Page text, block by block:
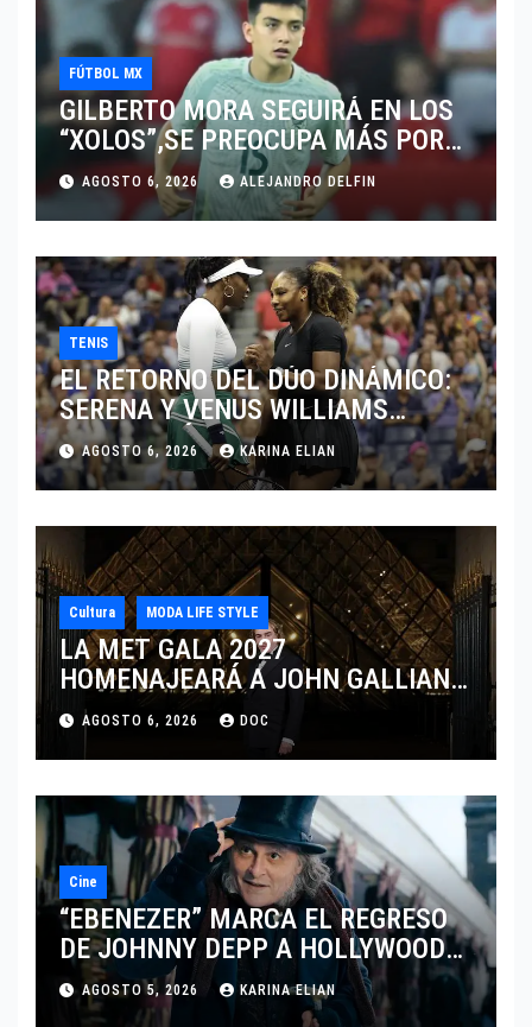
FÚTBOL MX
GILBERTO MORA SEGUIRÁ EN LOS
“XOLOS”,SE PREOCUPA MÁS POR
JUGAR EN SU EQUIPO.
AGOSTO 6, 2026 ALEJANDRO DELFIN
TENIS
EL RETORNO DEL DÚO DINÁMICO:
SERENA Y VENUS WILLIAMS
DISPUTARÁN LOS DOBLES EN
CINCINNATI 2026
AGOSTO 6, 2026 KARINA ELIAN
Cultura MODA LIFE STYLE
LA MET GALA 2027
HOMENAJEARÁ A JOHN GALLIANO
MARCANDO EL REGRESO DEL REY
DEL DRAMATISMO
AGOSTO 6, 2026 DOC
Cine
“EBENEZER” MARCA EL REGRESO
DE JOHNNY DEPP A HOLLYWOOD
TRAS SU PASO POR EL CINE
INDEPENDIENTE EUROPEO
AGOSTO 5, 2026 KARINA ELIAN